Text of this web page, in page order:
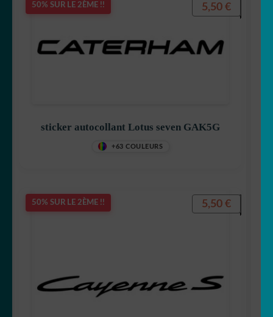
50% SUR LE 2ÈME !!
sticker autocollant Lotus seven GAK5G
+63 COULEURS
5,50 €
50% SUR LE 2ÈME !! 5,50 €